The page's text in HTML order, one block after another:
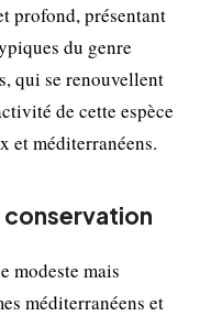
profond, présentant
du genre
qui se renouvellent
de cette espèce
et méditerranéens.
modeste mais
méditerranéens et